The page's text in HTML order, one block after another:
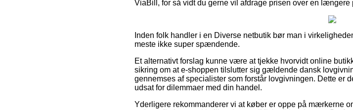
ViaBill, for så vidt du gerne vil afdrage prisen over en længere
Inden folk handler i en Diverse netbutik bør man i
meste ikke super spændende.
Et alternativt forslag kunne være at tjekke hvorvidt online
sikring om at e-shoppen tilslutter sig gældende dansk
gennemses af specialister som forstår lovgivningen. Dette er
udsat for dilemmaer med din handel.
Yderligere rekommanderer vi at køber er oppe på mærkerne